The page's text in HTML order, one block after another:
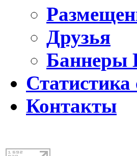
Друзья
Баннеры
Статистика
Контакты